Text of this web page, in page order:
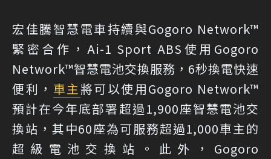
宏佳騰智慧電車持續與Gogoro Network™
緊密合作，Ai-1 Sport ABS使用Gogoro
Network™智慧電池交換服務，6秒換電快速
便利， 車主 將可以使用Gogoro Network™
預計在今年底部署超過1,900座智慧電池交
換站，其中60座為可服務超過1,000車主的
超級電池交換站。此外，Gogoro